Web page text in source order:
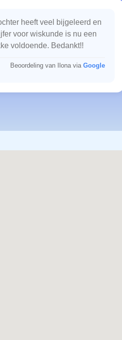
heeft veel bijgeleerd en
voor wiskunde is nu een
voldoende. Bedankt!!
Beoordeling van Ilona via Google